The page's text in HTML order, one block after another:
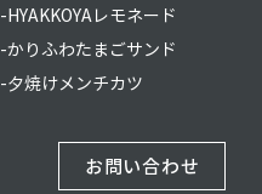
-HYAKKOYAレモネード
-かりふわたまごサンド
-夕焼けメンチカツ
お問い合わせ